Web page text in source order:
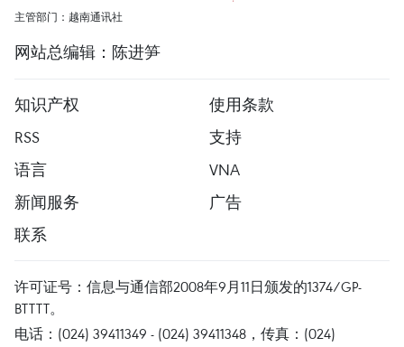
主管部门：越南通讯社
网站总编辑：陈进笋
知识产权
使用条款
RSS
支持
语言
VNA
新闻服务
广告
联系
许可证号：信息与通信部2008年9月11日颁发的1374/GP-
BTTTT。
电话：(024) 39411349 - (024) 39411348，传真：(024)